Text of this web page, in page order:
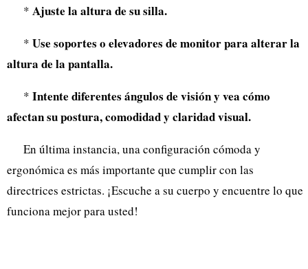
* Ajuste la altura de su silla.
* Use soportes o elevadores de monitor para alterar la
altura de la pantalla.
* Intente diferentes ángulos de visión y vea cómo
afectan su postura, comodidad y claridad visual.
En última instancia, una configuración cómoda y
ergonómica es más importante que cumplir con las
directrices estrictas. ¡Escuche a su cuerpo y encuentre lo que
funciona mejor para usted!